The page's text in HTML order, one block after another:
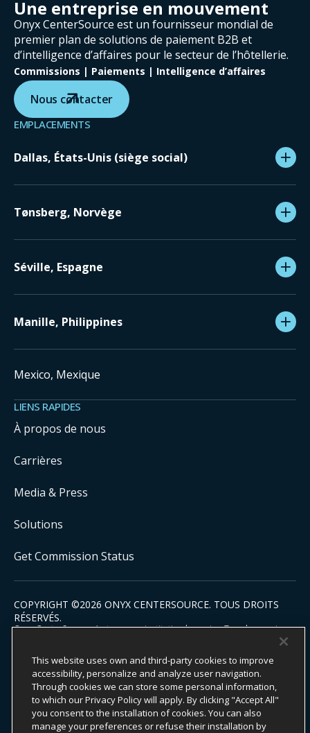
Une entreprise en mouvement
Onyx CenterSource est un fournisseur mondial de
premier plan de solutions de paiement B2B et
d’intelligence d’affaires pour le secteur de l’hôtellerie.
Commissions | Paiements | Intelligence d’affaires
Nous contacter
EMPLACEMENTS
Dallas, États-Unis (siège social)
Tønsberg, Norvège
Séville, Espagne
Manille, Philippines
Mexico, Mexique
LIENS RAPIDES
À propos de nous
Carrières
Media & Press
Solutions
Get Commission Status
COPYRIGHT ©2026 ONYX CENTERSOURCE. TOUS DROITS
RÉSERVÉS.
Onyx CenterSource n’est pas une institution bancaire. Tous les services
Engagement ESG
Politique de confidentialité
This website uses own and third-party cookies to improve
accessibility, personalize and analyze user navigation.
Through cookies we can store some personal information,
to which our Privacy Policy will apply. By clicking "Accept All"
you consent to the installation of cookies. You can also
manage your preferences or refuse their installation by